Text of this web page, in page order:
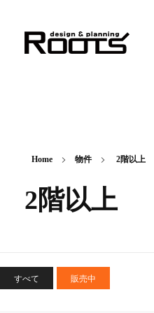
Home 物件 2階以上
2階以上
すべて 販売中